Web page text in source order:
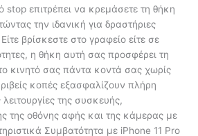
stop επιτρέπει να κρεμάσετε τη θήκη
την ιδανική για δραστήριες
βρίσκεστε στο γραφείο είτε σε
η θήκη αυτή σας προσφέρει τη
κινητό σας πάντα κοντά σας χωρίς
κοπές εξασφαλίζουν πλήρη
της συσκευής,
της οθόνης αφής και της κάμερας με
Συμβατότητα με iPhone 11 Pro